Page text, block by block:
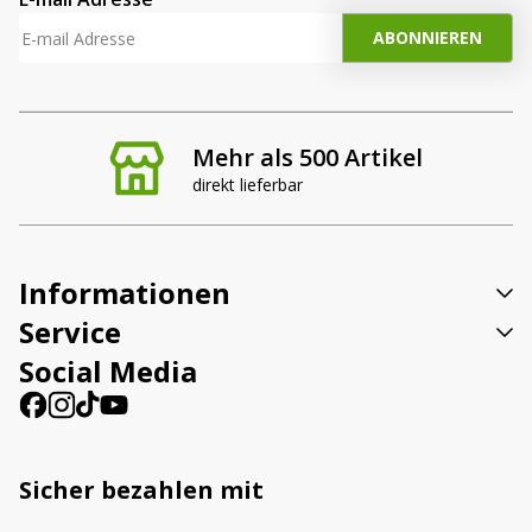
Mehr als 500 Artikel
direkt lieferbar
Informationen
Service
Social Media
Sicher bezahlen mit